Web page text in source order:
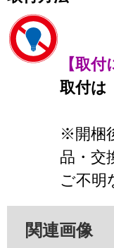
【取
取付は
※開梱
品・交
ご不明
関連画像